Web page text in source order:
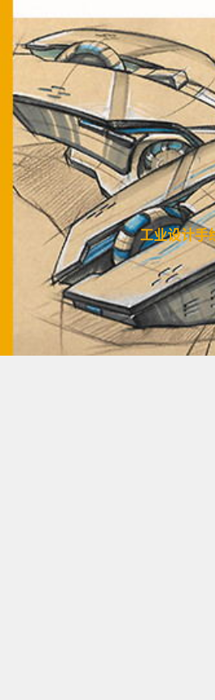
工业设计手
热门实
品索热门，项目实训